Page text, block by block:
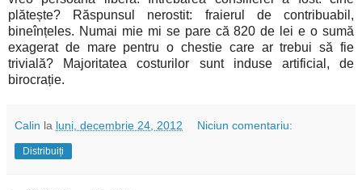
plătește? Răspunsul nerostit: fraierul de contribuabil,
bineînțeles. Numai mie mi se pare că 820 de lei e o sumă
exagerat de mare pentru o chestie care ar trebui să fie
trivială? Majoritatea costurilor sunt induse artificial, de
birocrație.
Calin la luni, decembrie 24, 2012 Niciun comentariu:
Distribuiți